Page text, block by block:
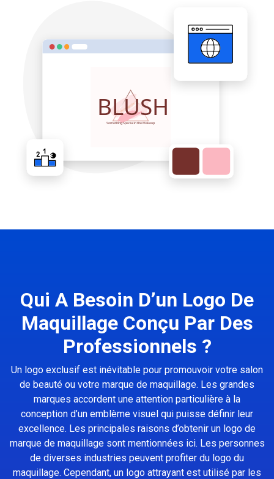
Qui A Besoin D’un Logo De
Maquillage Conçu Par Des
Professionnels ?
Un logo exclusif est inévitable pour promouvoir votre salon
de beauté ou votre marque de maquillage. Les grandes
marques accordent une attention particulière à la
conception d’un emblème visuel qui puisse définir leur
excellence. Les principales raisons d’obtenir un logo de
marque de maquillage sont mentionnées ici. Les personnes
de diverses industries peuvent profiter du logo du
maquillage. Cependant, un logo attrayant est utilisé par les